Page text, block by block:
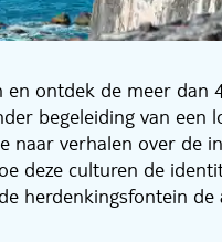
ontdek de meer dan
begeleiding van een
verhalen over de
deze culturen de
herdenkingsfontein
San Francisco